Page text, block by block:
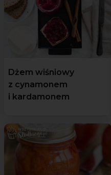
Dżem wiśniowy
z cynamonem
i kardamonem